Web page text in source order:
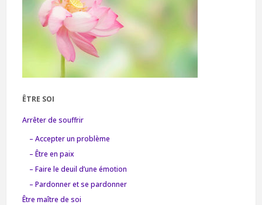
ÊTRE SOI
Arrêter de souffrir
– Accepter un problème
– Être en paix
– Faire le deuil d’une émotion
– Pardonner et se pardonner
Être maître de soi